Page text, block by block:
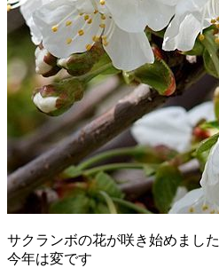
サクランボの花が咲き始めました
今年は変です